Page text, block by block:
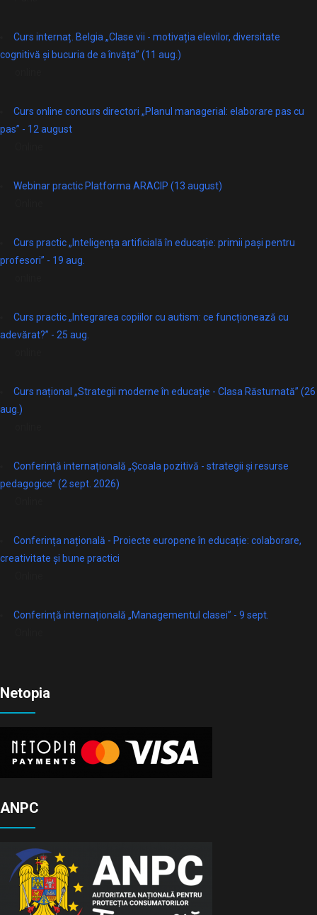
Curs internaț. Belgia „Clase vii - motivația elevilor, diversitate
cognitivă și bucuria de a învăța” (11 aug.)
Curs online concurs directori „Planul managerial: elaborare pas cu
pas” - 12 august
Webinar practic Platforma ARACIP (13 august)
Curs practic „Inteligența artificială în educație: primii pași pentru
profesori” - 19 aug.
Curs practic „Integrarea copiilor cu autism: ce funcționează cu
adevărat?” - 25 aug.
Curs național „Strategii moderne în educație - Clasa Răsturnată” (26
aug.)
Conferință internațională „Școala pozitivă - strategii și resurse
pedagogice” (2 sept. 2026)
Conferința națională - Proiecte europene în educație: colaborare,
creativitate și bune practici
Conferință internațională „Managementul clasei” - 9 sept.
Netopia
ANPC